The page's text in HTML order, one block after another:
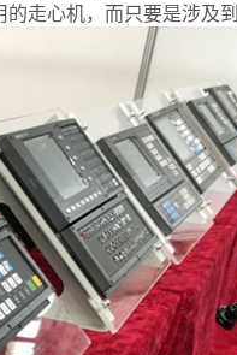
走心机，而只要是涉